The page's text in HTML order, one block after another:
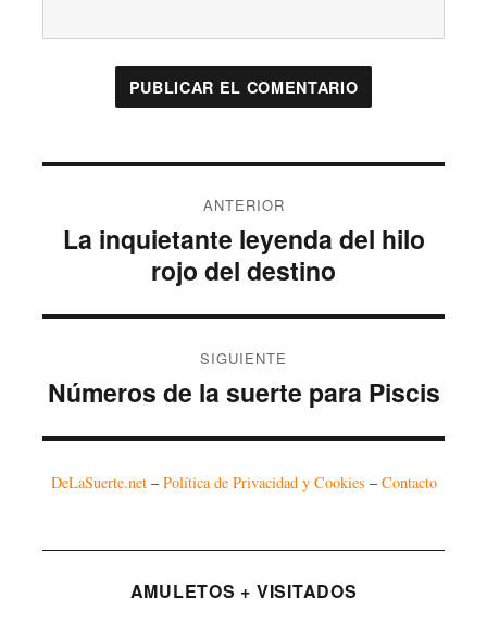
de
entradas
ANTERIOR
Entrada
La inquietante leyenda del hilo
rojo del destino
SIGUIENTE
Entrada
Números de la suerte para Piscis
DeLaSuerte.net–Política de Privacidad y Cookies –Contacto
AMULETOS + VISITADOS